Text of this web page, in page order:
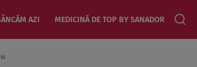
AZI MEDICINĂ DE TOP BY SANADOR